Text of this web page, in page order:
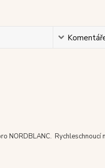
NORDBLANC. Rychleschnoucí